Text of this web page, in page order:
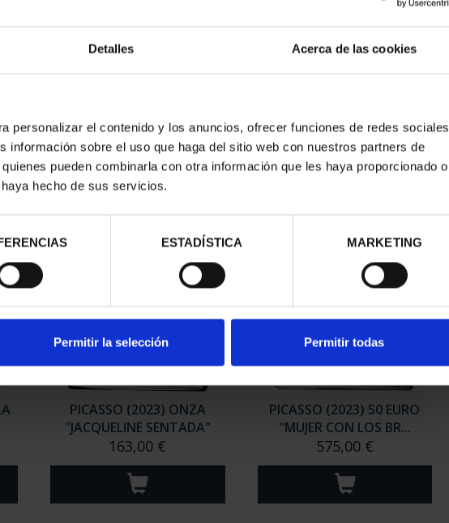
Detalles Acerca de las cookies
personalizar el contenido y los anuncios, ofrecer funciones de redes sociales
información sobre el uso que haga del sitio web con nuestros partners de
pueden combinarla con otra información que les haya proporcionado o
hecho de sus servicios.
ESTADÍSTICA MARKETING
Permitir la selección Permitir todas
COMPLETA
2.128,00 €
"MUJER EN AZUL"
163,00 €
PICASSO (2023) ONZA
"JACQUELINE SENTADA"
163,00 €
PICASSO (2023) 50 EURO
"MUJER CON LOS BR...
575,00 €